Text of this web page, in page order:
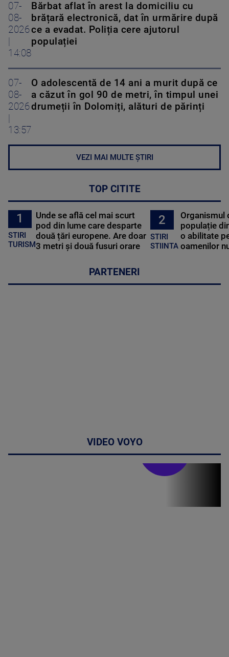
07-
08-
2026
14:08
Bărbat aflat în arest la domiciliu cu
brățară electronică, dat în urmărire după
ce a evadat. Poliția cere ajutorul
populației
07-
08-
2026
13:57
O adolescentă de 14 ani a murit după ce
a căzut în gol 90 de metri, în timpul unei
drumeții în Dolomiți, alături de părinți
VEZI MAI MULTE ȘTIRI
TOP CITITE
1
STIRI
TURISM
Unde se află cel mai scurt
pod din lume care desparte
două țări europene. Are doar
3 metri și două fusuri orare
2
STIRI
STIINTA
Organismul
populație
o abilitate
oamenilor
PARTENERI
VIDEO VOYO